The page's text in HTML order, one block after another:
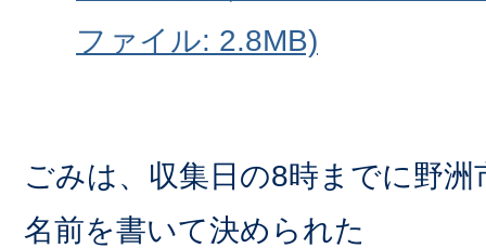
ファイル: 2.8MB)
ごみは、収集日の8時までに野
名前を書いて決められた